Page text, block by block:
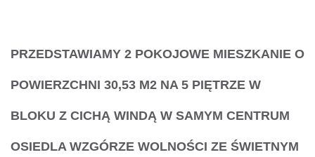
PRZEDSTAWIAMY 2 POKOJOWE MIESZKANIE O
POWIERZCHNI 30,53 M2 NA 5 PIĘTRZE W
BLOKU Z CICHĄ WINDĄ W SAMYM CENTRUM
OSIEDLA WZGÓRZE WOLNOŚCI ZE ŚWIETNYM